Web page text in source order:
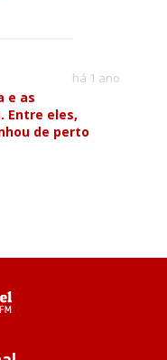
há 1 ano
e as
Entre eles,
de perto